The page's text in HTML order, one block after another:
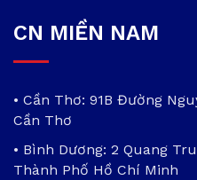
CN MIỀN NAM
• Cần Thơ: 91B Đường
Cần Thơ
• Bình Dương: 2 Quang
Thành Phố Hồ Chí Minh